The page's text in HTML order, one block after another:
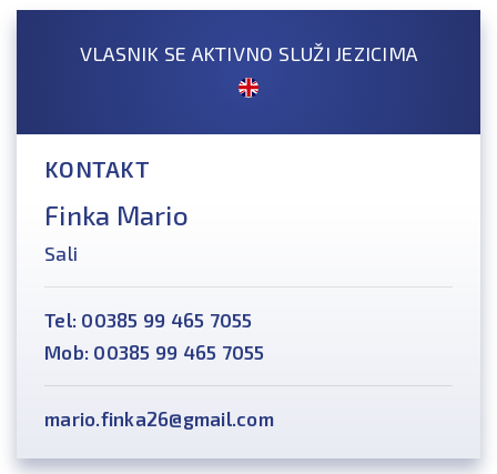
VLASNIK SE AKTIVNO SLUŽI JEZICIMA
KONTAKT
Finka Mario
Sali
Tel: 00385 99 465 7055
Mob: 00385 99 465 7055
mario.finka26@gmail.com